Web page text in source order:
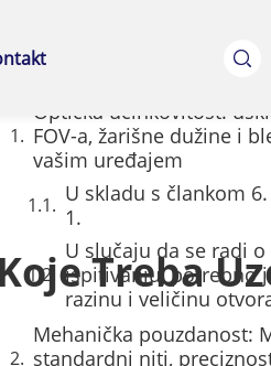
Treba
Optička učinkovitost:
FOV-a, žarišne dužine i
vašim uređajem
U skladu s člankom
1.
U slučaju da se radi o
ispitivanju, potrebno
razinu i veličinu
Mehanička pouzdanost:
standardni niti,